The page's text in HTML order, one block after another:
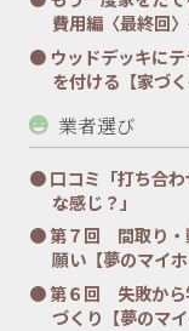
費用編〈最終回
ウッドデッキに
を付ける【家づ
業者選び
口コミ「打ち合
な感じ？」
第７回 間取り・
願い【夢のマイ
第６回 失敗から
づくり【夢のマ